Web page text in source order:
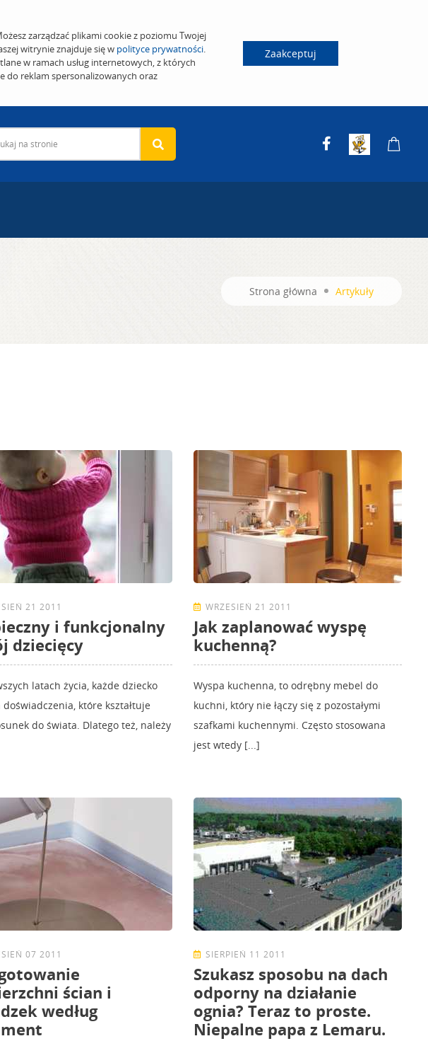
zarządzać plikami cookie z poziomu Twojej
witrynie znajduje się w polityce prywatności.
w ramach usług internetowych, z których
do reklam spersonalizowanych oraz
Zaakceptuj
Strona główna Artykuły
21 2011
i funkcjonalny
dziecięcy
latach życia, każde dziecko
doświadczenia, które kształtuje
do świata. Dlatego też, należy
WRZESIEŃ 21 2011
Jak zaplanować wyspę
kuchenną?
Wyspa kuchenna, to odrębny mebel do
kuchni, który nie łączy się z pozostałymi
szafkami kuchennymi. Często stosowana
jest wtedy [...]
07 2011
ścian i
według
SIERPIEŃ 11 2011
Szukasz sposobu na dach
odporny na działanie
ognia? Teraz to proste.
Niepalne papa z Lemaru.